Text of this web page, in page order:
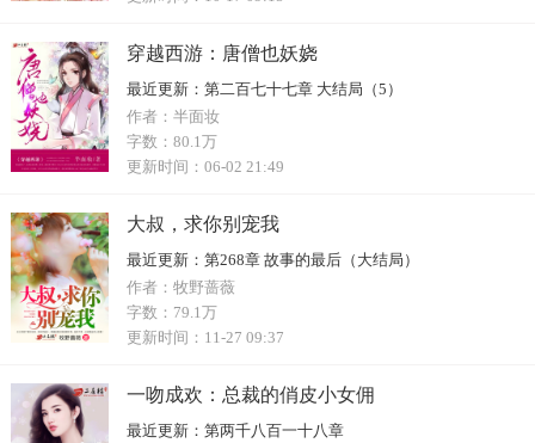
穿越西游：唐僧也妖娆
最近更新： 第二百七十七章 大结局（5）
作者： 半面妆
字数： 80.1万
更新时间： 06-02 21:49
大叔，求你别宠我
最近更新： 第268章 故事的最后（大结局）
作者： 牧野蔷薇
字数： 79.1万
更新时间： 11-27 09:37
一吻成欢：总裁的俏皮小女佣
最近更新： 第两千八百一十八章